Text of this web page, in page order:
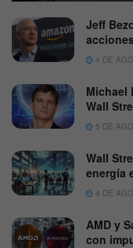
Jeff
4 DE
Michael
Wall
5 DE
Wall
energía
4 DE
AMD y
con